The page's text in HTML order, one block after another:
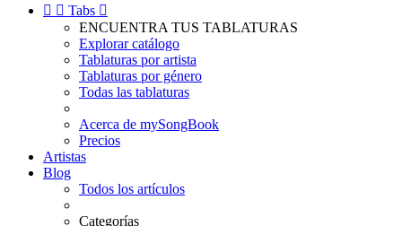
  Tabs 
ENCUENTRA TUS TABLATURAS
Explorar catálogo
Tablaturas por artista
Tablaturas por género
Todas las tablaturas
Acerca de mySongBook
Precios
Artistas
Blog
Todos los artículos
Categorías